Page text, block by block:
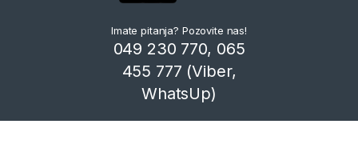
Imate pitanja? Pozovite nas!
049 230 770, 065
455 777 (Viber,
WhatsUp)